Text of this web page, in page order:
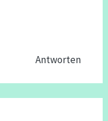
Antworten